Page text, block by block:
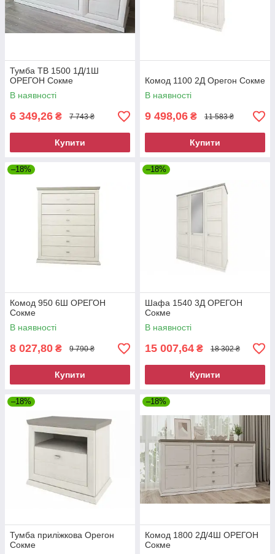
Тумба ТВ 1500 1Д/1Ш
ОРЕГОН Сокме
В наявності
6 349,26 ₴ 7 743 ₴
Купити
Комод 1100 2Д Орегон Сокме
В наявності
9 498,06 ₴ 11 583 ₴
Купити
–18%
Комод 950 6Ш ОРЕГОН
Сокме
В наявності
8 027,80 ₴ 9 790 ₴
Купити
–18%
Шафа 1540 3Д ОРЕГОН
Сокме
В наявності
15 007,64 ₴ 18 302 ₴
Купити
–18%
Тумба приліжкова Орегон
Сокме
–18%
Комод 1800 2Д/4Ш ОРЕГОН
Сокме